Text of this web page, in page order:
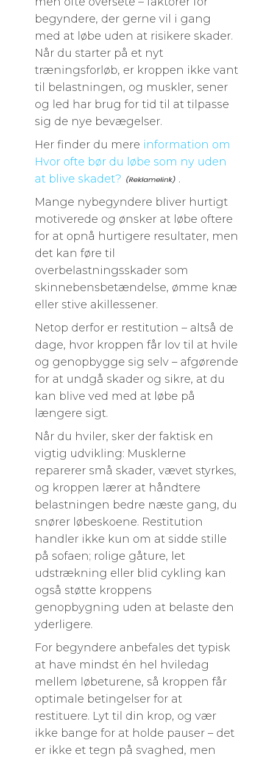
begyndere, der gerne vil i gang
med at løbe uden at risikere skader.
Når du starter på et nyt
træningsforløb, er kroppen ikke vant
til belastningen, og muskler, sener
og led har brug for tid til at tilpasse
sig de nye bevægelser.
Her finder du mere information om
Hvor ofte bør du løbe som ny uden
at blive skadet?
.
Mange nybegyndere bliver hurtigt
motiverede og ønsker at løbe oftere
for at opnå hurtigere resultater, men
det kan føre til
overbelastningsskader som
skinnebensbetændelse, ømme knæ
eller stive akillessener.
Netop derfor er restitution – altså de
dage, hvor kroppen får lov til at hvile
og genopbygge sig selv – afgørende
for at undgå skader og sikre, at du
kan blive ved med at løbe på
længere sigt.
Når du hviler, sker der faktisk en
vigtig udvikling: Musklerne
reparerer små skader, vævet styrkes,
og kroppen lærer at håndtere
belastningen bedre næste gang, du
snører løbeskoene. Restitution
handler ikke kun om at sidde stille
på sofaen; rolige gåture, let
udstrækning eller blid cykling kan
også støtte kroppens
genopbygning uden at belaste den
yderligere.
For begyndere anbefales det typisk
at have mindst én hel hviledag
mellem løbeturene, så kroppen får
optimale betingelser for at
restituere. Lyt til din krop, og vær
ikke bange for at holde pauser – det
er ikke et tegn på svaghed, men